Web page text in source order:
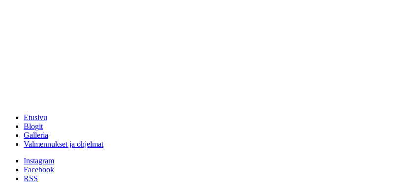
Etusivu
Blogit
Galleria
Valmennukset ja ohjelmat
Instagram
Facebook
RSS